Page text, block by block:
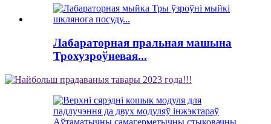
Лабараторная пральная машына
Трохузроўневая...